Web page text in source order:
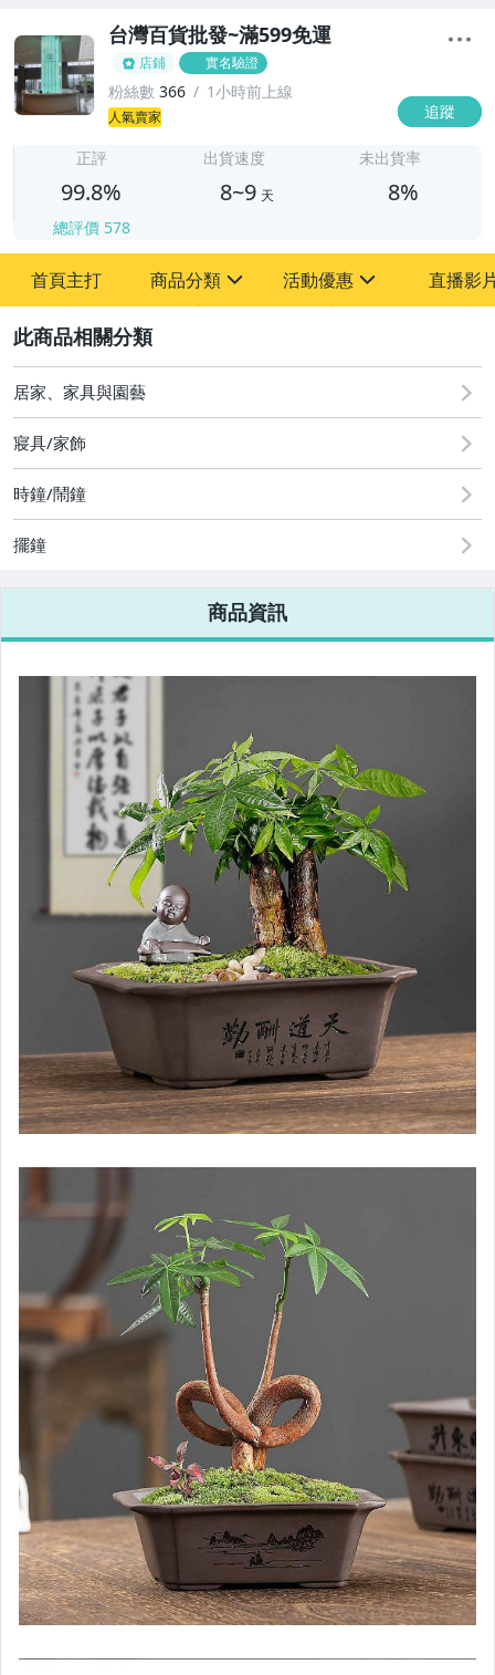
台灣百貨批發~滿599免運
店鋪 實名驗證
粉絲數 366 1小時前上線
人氣賣家 追蹤
正評
99.8%
總評價 578
出貨速度
8~9 天
未出貨率
8%
首頁主打 商品分類
其它
活動優惠
[全店] 新品回饋
直播影
居家、家具與園藝
寢具/家飾
時鐘/鬧鐘
擺鐘
商品資訊